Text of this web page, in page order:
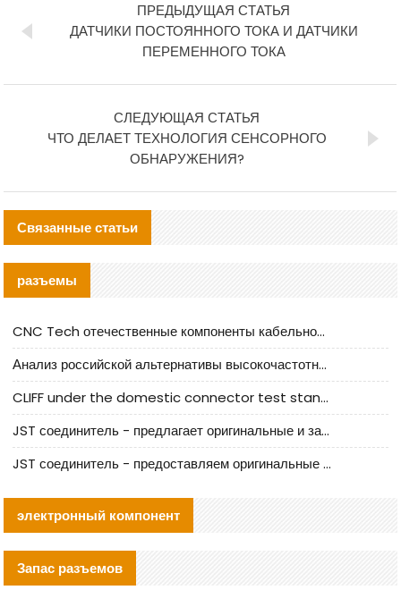
ПРЕДЫДУЩАЯ СТАТЬЯ
ДАТЧИКИ ПОСТОЯННОГО ТОКА И ДАТЧИКИ
ПЕРЕМЕННОГО ТОКА
СЛЕДУЮЩАЯ СТАТЬЯ
ЧТО ДЕЛАЕТ ТЕХНОЛОГИЯ СЕНСОРНОГО
ОБНАРУЖЕНИЯ?
Связанные статьи
разъемы
CNC Tech отечественные компоненты кабельной арматуры оценка и руководство по производственному внедрению
Анализ российской альтернативы высокочастотных кабельных колодцев I-PEX
CLIFF under the domestic connector test standard update
JST соединитель - предлагает оригинальные и заменяющие JST NSHR-02V-S соединители
JST соединитель - предоставляем оригинальные JST GHR-09V-S соединители и их аналоги
электронный компонент
Запас разъемов